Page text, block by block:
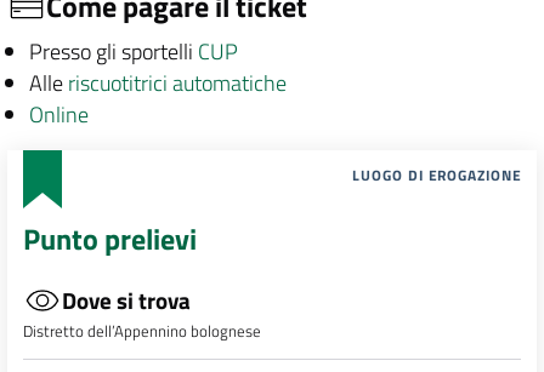
Presso gli sportelli CUP
Alleriscuotitrici automatiche
Online
LUOGO DI EROGAZIONE
Punto prelievi
Dove si trova
Distretto dell’Appennino bolognese